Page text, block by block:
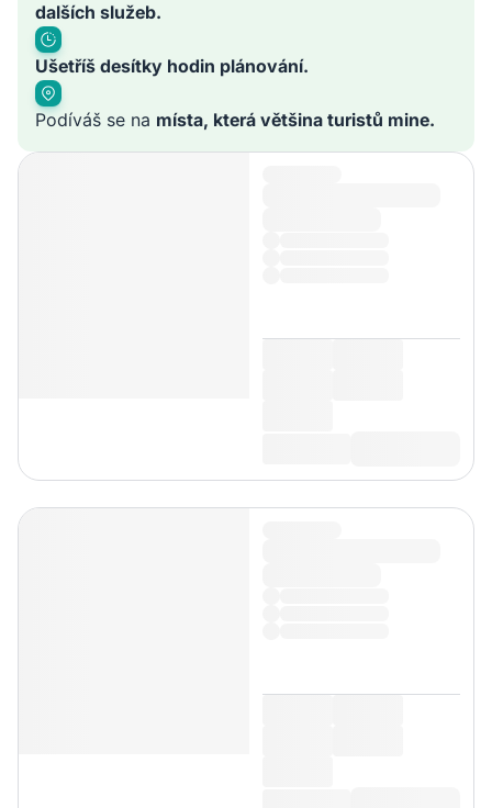
dalších služeb.
Ušetříš desítky hodin plánování.
Podíváš se na místa, která většina turistů mine.